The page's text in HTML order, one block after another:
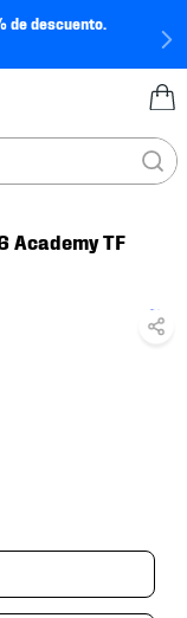
de descuento.
Academy TF